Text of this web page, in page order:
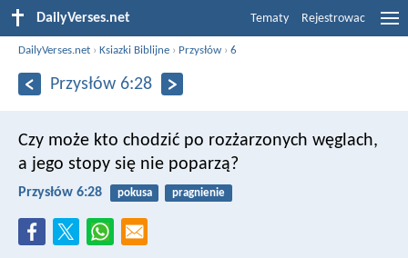
DailyVerses.net Tematy Rejestrowac
DailyVerses.net ›Ksiazki Biblijne › Przysłów ›6
Przysłów 6:28
Czy może kto chodzić po rozżarzonych węglach,
a jego stopy się nie poparzą?
Przysłów 6:28 pokusa pragnienie